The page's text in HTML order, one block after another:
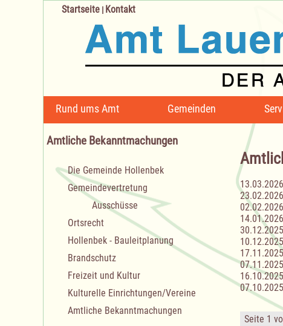
Navigation
überspringen
Rund ums Amt Gemeinden
Startseite | Kontakt
Seite 1
Amtliche Bekanntmachungen
Navigation
überspringen
Die Gemeinde Hollenbek
Gemeindevertretung
Ausschüsse
Ortsrecht
Hollenbek - Bauleitplanung
Brandschutz
Freizeit und Kultur
Kulturelle Einrichtungen/Vereine
Amtliche Bekanntmachungen